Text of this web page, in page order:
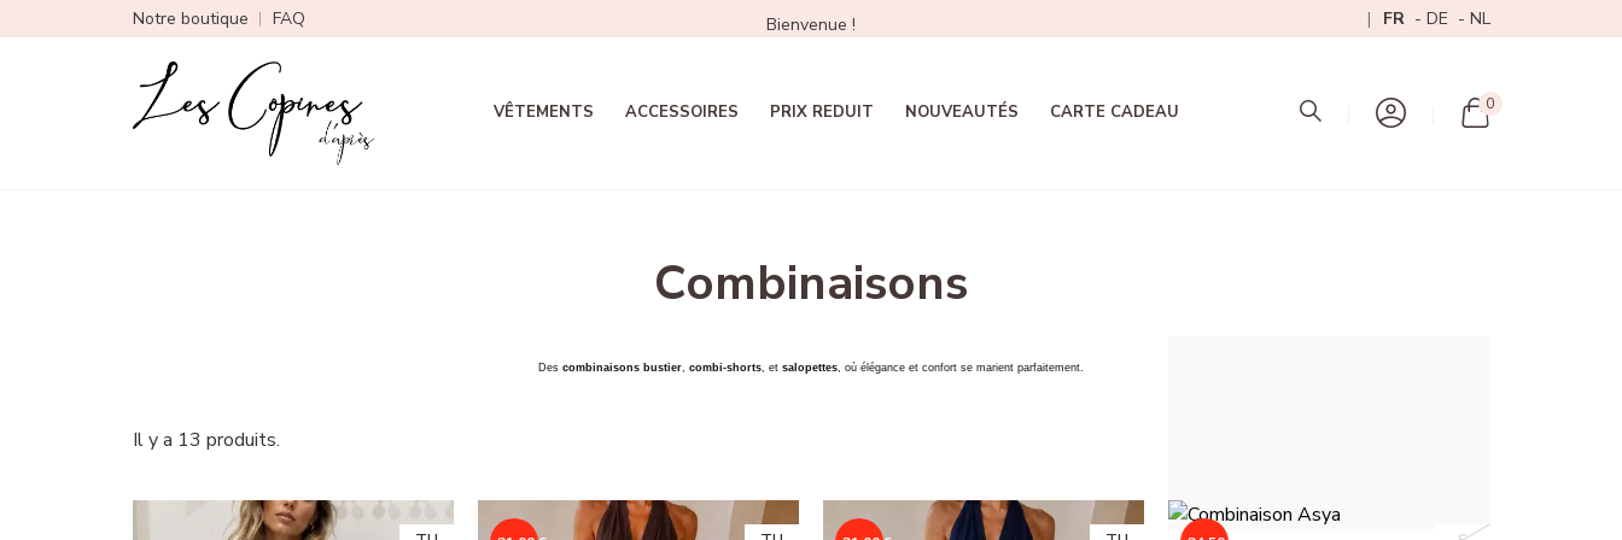
Notre boutique FAQ Bienvenue ! FR DE NL
VÊTEMENTS ACCESSOIRES PRIX REDUIT NOUVEAUTÉS CARTE CADEAU Mon panier
0
Combinaisons
Des combinaisons bustier combi-shorts , et salopettes , où élégance et confort se marient parfaitement.
Il y a 13 produits.